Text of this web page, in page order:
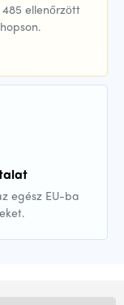
ellenőrzött
egész EU-ba